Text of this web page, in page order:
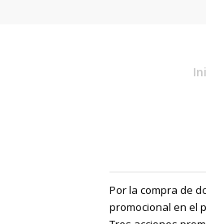
Por la compra de
promocional en el